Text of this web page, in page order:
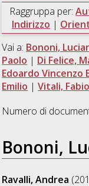
Raggruppa per:
Indirizzo |
Vai a: Bononi,
Paolo | Di Felice,
Edoardo Vincenzo
Emilio |Vitali, Fabio
Numero di
Bononi,
Ravalli, Andrea